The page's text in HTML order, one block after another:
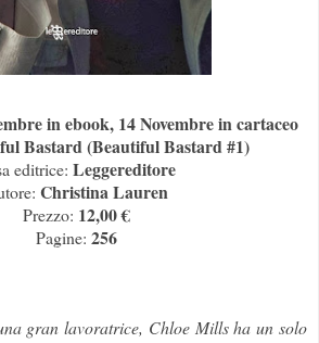
in ebook, 14 Novembre in cartaceo
Bastard (Beautiful Bastard #1)
editrice: Leggereditore
Christina Lauren
Prezzo: 12,00 €
Pagine: 256
gran lavoratrice, Chloe Mills ha un solo